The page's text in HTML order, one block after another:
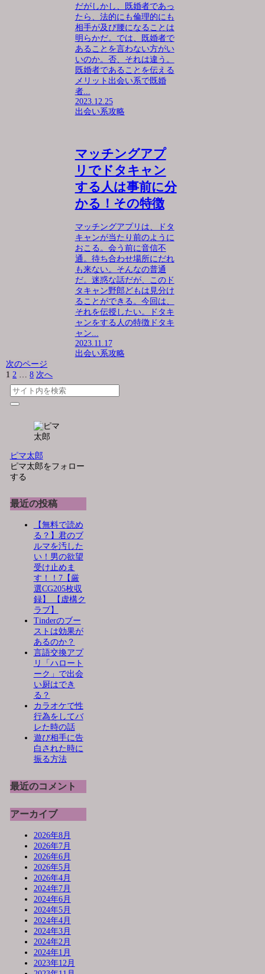
だがしかし、既婚者であっ
たら、法的にも倫理的にも
相手が及び腰になることは
明らかだ。では、既婚者で
あることを言わない方がい
いのか。否、それは違う。
既婚者であることを伝える
メリット出会い系で既婚
者...
2023.12.25
出会い系攻略
マッチングアプ
リでドタキャン
する人は事前に分
かる！その特徴
マッチングアプリは、ドタ
キャンが当たり前のように
おこる。会う前に音信不
通。待ち合わせ場所にだれ
も来ない。そんなの普通
だ。迷惑な話だが、このド
タキャン野郎どもは見分け
ることができる。今回は、
それを伝授したい。ドタキ
ャンをする人の特徴ドタキ
ャン...
2023.11.17
出会い系攻略
次のページ
1 2 … 8 次へ
ピマ太郎
ピマ太郎をフォロー
する
最近の投稿
【無料で読め
る？】君のブ
ルマを汚した
い！男の欲望
受け止めま
す！！7【厳
選CG205枚収
録】 【虚構ク
ラブ】
Tinderのブー
ストは効果が
あるのか？
言語交換アプ
リ「ハロート
ーク」で出会
い厨はでき
る？
カラオケで性
行為をしてバ
レた時の話
遊び相手に告
白された時に
振る方法
最近のコメント
アーカイブ
2026年8月
2026年7月
2026年6月
2026年5月
2026年4月
2024年7月
2024年6月
2024年5月
2024年4月
2024年3月
2024年2月
2024年1月
2023年12月